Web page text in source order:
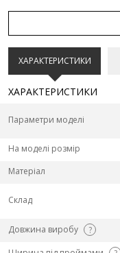
ХАРАКТЕРИСТИКИ
ХАРАКТЕРИСТИКИ
Параметри моделі
На моделі розмір
Матеріал
Склад
Довжина виробу
?